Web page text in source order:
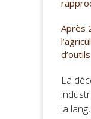
Après
La
la